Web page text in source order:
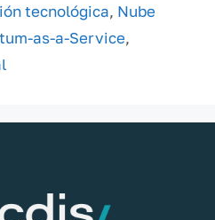
tecnológica, Nube
as-a-Service,